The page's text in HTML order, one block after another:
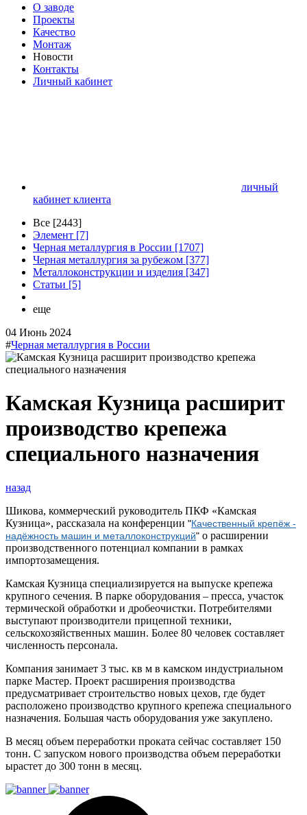
О заводе
Проекты
Качество
Монтаж
Новости
Контакты
Личный кабинет
личный
кабинет клиента
Все [2443]
Элемент [7]
Черная металлургия в России [1707]
Черная металлургия за рубежом [377]
Металлоконструкции и изделия [347]
Статьи [5]
еще
04 Июнь 2024
#Черная металлургия в России
Камская Кузница расширит
производство крепежа
специального назначения
назад
Шикова, коммерческий руководитель ПКФ «Камская
Кузница», рассказала на конференции "Качественный крепёж -
надёжность машин и металлоконструкций" о расширении
производственного потенциал компании в рамках
импортозамещения.
Камская Кузница специализируется на выпуске крепежа
крупного сечения. В парке оборудования – пресса, участок
термической обработки и дробеочистки. Потребителями
выступают производители прицепной техники,
сельскохозяйственных машин. Более 80 человек составляет
численность персонала.
Компания занимает 3 тыс. кв м в камском индустриальном
парке Мастер. Проект расширения производства
предусматривает строительство новых цехов, где будет
расположено производство крупного крепежа специального
назначения. Большая часть оборудования уже закуплено.
В месяц объем переработки проката сейчас составляет 150
тонн. С запуском нового производства объем переработки
ырастет до 300 тонн в месяц.